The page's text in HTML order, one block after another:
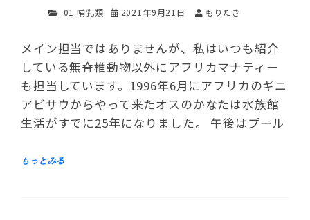
01 哺乳類 2021年9月21日 もりたき
メイン担当ではありませんが、私はいつも紹介
している無脊椎動物以外にアフリカマナティー
も担当しています。1996年6月にアフリカのギニ
アビサウからやって来たオスのかなたは水族館
生活がすでに25年になりました。 午後はプール